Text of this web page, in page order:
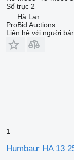
Số trục 2
Hà Lan
ProBid Auctions
Liên hệ với người bán
1
Humbaur HA 13